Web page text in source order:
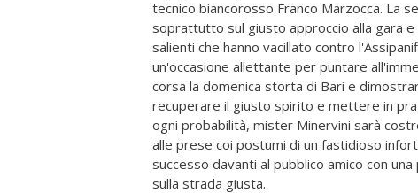
tecnico biancorosso Franco Marzocca. La
soprattutto sul giusto approccio alla gara
salienti che hanno vacillato contro
un'occasione allettante per puntare
corsa la domenica storta di Bari e
recuperare il giusto spirito e mettere in
ogni probabilità, mister Minervini sarà
alle prese coi postumi di un fastidioso
successo davanti al pubblico amico con
sulla strada giusta.